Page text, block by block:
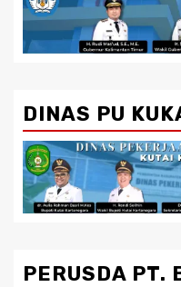
DINAS PU
PERUSDA PT.